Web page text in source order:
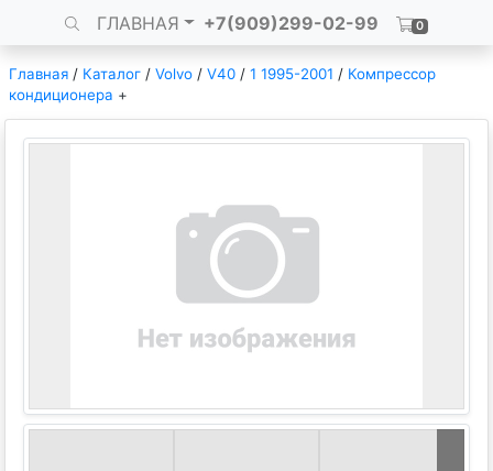
ГЛАВНАЯ +7(909)299-02-99 0
Главная / Каталог / Volvo / V40 / 1 1995-2001 / Компрессор
кондиционера +